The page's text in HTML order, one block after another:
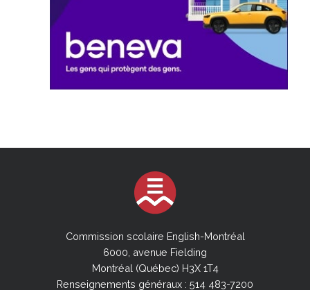
Commission scolaire English-Montréal
6000, avenue Fielding
Montréal (Québec) H3X 1T4
Renseignements généraux : 514 483-7200